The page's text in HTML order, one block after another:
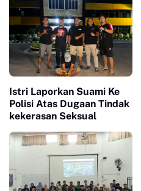
Istri Laporkan Suami Ke
Polisi Atas Dugaan Tindak
kekerasan Seksual